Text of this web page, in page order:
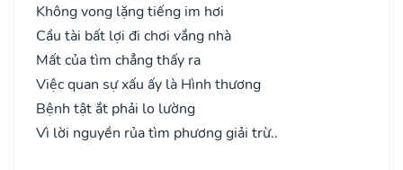
Không vong lặng tiếng im hơi
Cầu tài bất lợi đi chơi vắng nhà
Mất của tìm chẳng thấy ra
Việc quan sự xấu ấy là Hình thương
Bệnh tật ắt phải lo lường
Vì lời nguyền rủa tìm phương giải trừ..